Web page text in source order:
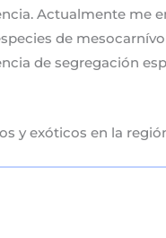
Actualmente me
de
de segregación
y exóticos en la